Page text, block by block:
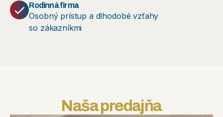
Rodinná firma
Osobný prístup a dlhodobé vzťahy
so zákazníkmi
Naša predajňa